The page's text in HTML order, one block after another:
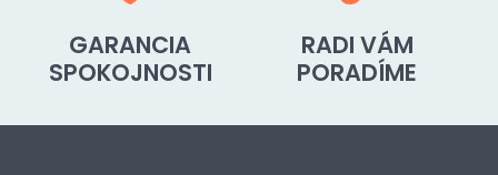
GARANCIA
SPOKOJNOSTI
RADI VÁM
PORADÍME